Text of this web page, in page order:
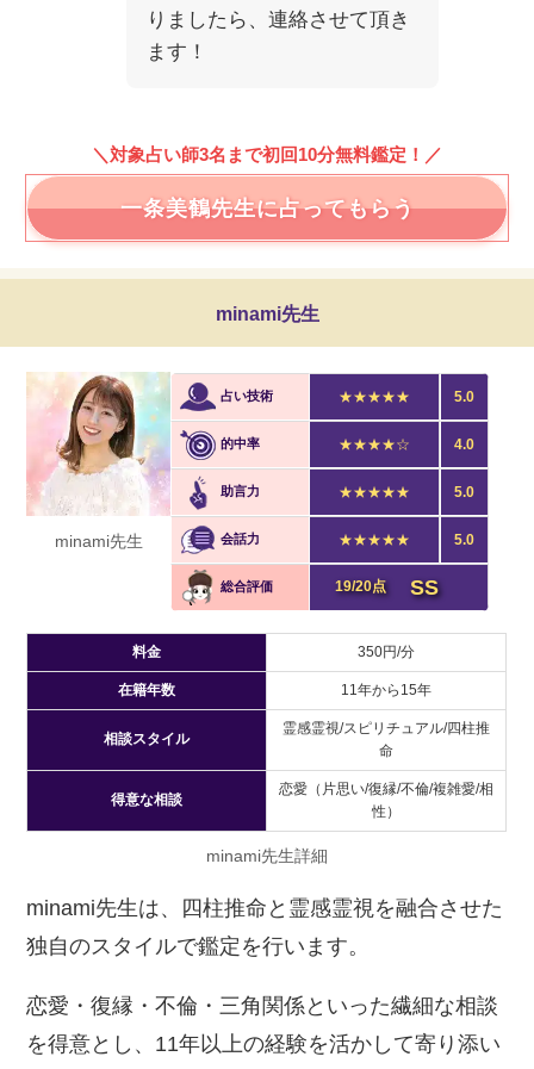
りましたら、連絡させて頂き
ます！
＼対象占い師3名まで初回10分無料鑑定！／
一条美鶴先生に占ってもらう
minami先生
minami先生
占い技術 ★★★★★ 5.0
的中率 ★★★★☆ 4.0
助言力 ★★★★★ 5.0
会話力 ★★★★★ 5.0
総合評価 19/20点 SS
料金 350円/分
在籍年数 11年から15年
相談スタイル
霊感霊視/スピリチュアル/四柱推
命
得意な相談
恋愛（片思い/復縁/不倫/複雑愛/相
性）
minami先生詳細
minami先生は、四柱推命と霊感霊視を融合させた
独自のスタイルで鑑定を行います。
恋愛・復縁・不倫・三角関係といった繊細な相談
を得意とし、11年以上の経験を活かして寄り添い